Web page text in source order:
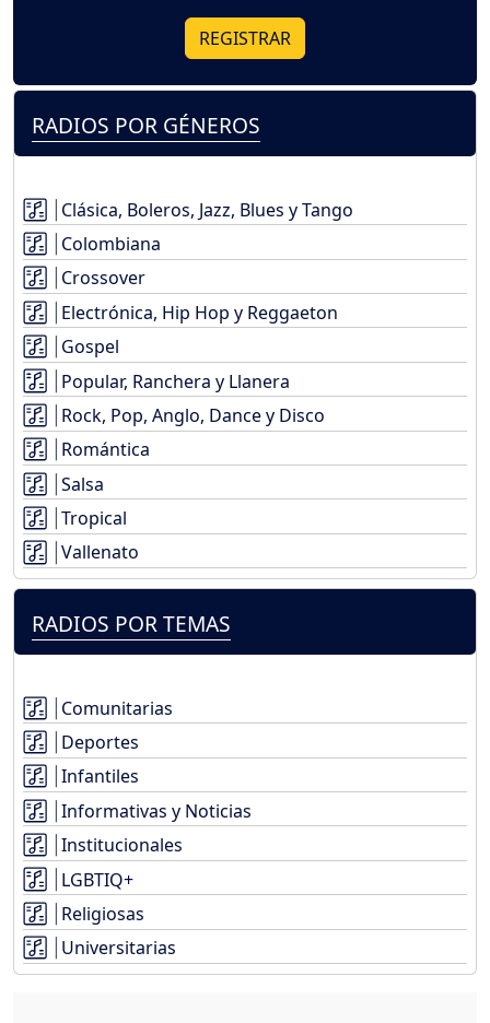
REGISTRAR
RADIOS POR GÉNEROS
Clásica, Boleros, Jazz, Blues y Tango
Colombiana
Crossover
Electrónica, Hip Hop y Reggaeton
Gospel
Popular, Ranchera y Llanera
Rock, Pop, Anglo, Dance y Disco
Romántica
Salsa
Tropical
Vallenato
RADIOS POR TEMAS
Comunitarias
Deportes
Infantiles
Informativas y Noticias
Institucionales
LGBTIQ+
Religiosas
Universitarias